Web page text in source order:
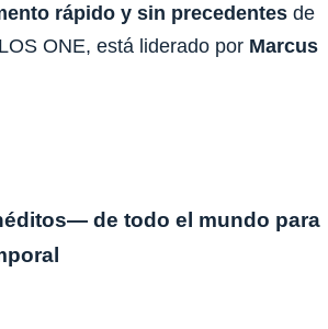
rápido y sin precedentes de
ONE, está liderado por Marcus
de todo el mundo para